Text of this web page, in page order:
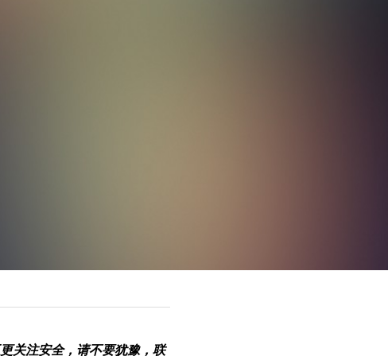
关注安全，请不要犹豫，联